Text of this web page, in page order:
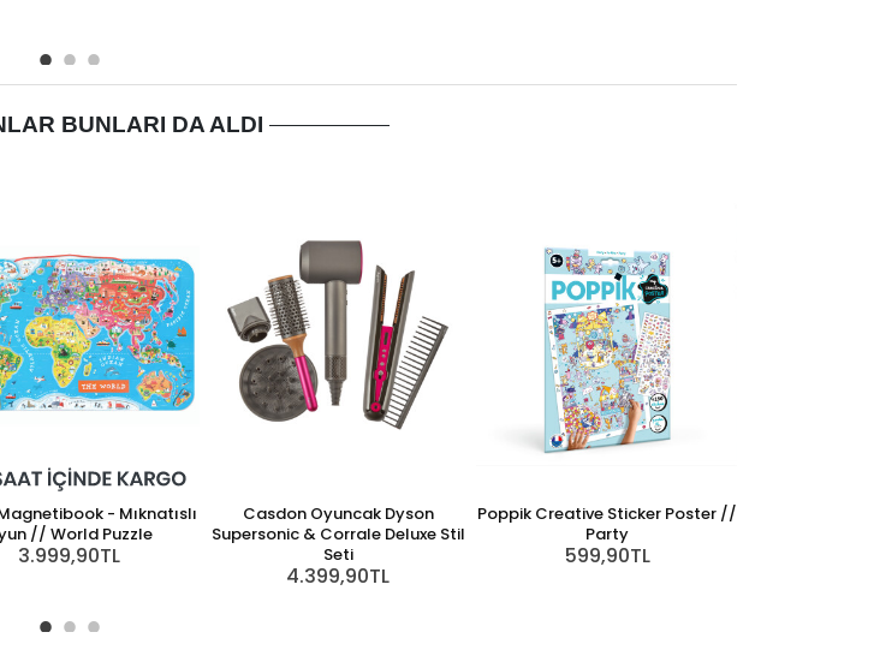
BUNLARI DA ALDI
- Mıknatıslı
// World Puzzle
3.999,90TL
Casdon Oyuncak Dyson
Supersonic & Corrale Deluxe Stil
Seti
4.399,90TL
Poppik Creative Sticker Poster //
Party
599,90TL